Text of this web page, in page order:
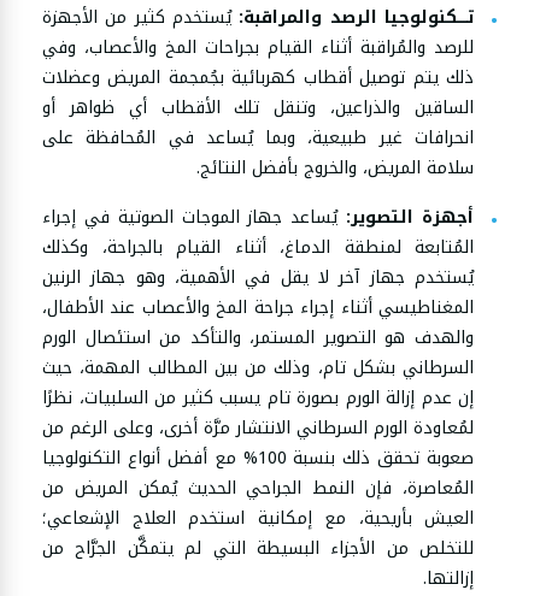
تــــكنولوجيا الرصد والمراقبة: يُستخدم كثير من الأجهزة
للرصد والمُراقبة أثناء القيام بجراحات المخ والأعصاب، وفي
ذلك يتم توصيل أقطاب كهربائية بجُمجمة المريض وعضلات
الساقين والذراعين، وتنقل تلك الأقطاب أي ظواهر أو
انحرافات غير طبيعية، وبما يُساعد في المُحافظة على
سلامة المريض، والخروج بأفضل النتائج.
أجهزة التصوير: يُساعد جهاز الموجات الصوتية في إجراء
المُتابعة لمنطقة الدماغ، أثناء القيام بالجراحة، وكذلك
يُستخدم جهاز آخر لا يقل في الأهمية، وهو جهاز الرنين
المغناطيسي أثناء إجراء جراحة المخ والأعصاب عند الأطفال،
والهدف هو التصوير المستمر، والتأكد من استئصال الورم
السرطاني بشكل تام، وذلك من بين المطالب المهمة، حيث
إن عدم إزالة الورم بصورة تام يسبب كثير من السلبيات، نظرًا
لمُعاودة الورم السرطاني الانتشار مرَّة أخرى، وعلى الرغم من
صعوبة تحقق ذلك بنسبة 100% مع أفضل أنواع التكنولوجيا
المُعاصرة، فإن النمط الجراحي الحديث يُمكن المريض من
العيش بأريحية، مع إمكانية استخدم العلاج الإشعاعي؛
للتخلص من الأجزاء البسيطة التي لم يتمكَّن الجرَّاح من
إزالتها.